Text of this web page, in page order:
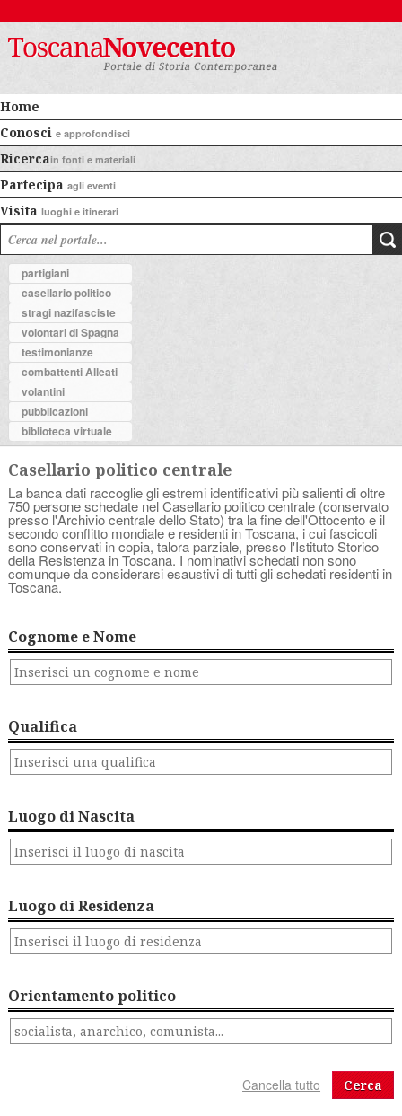
Home
Conosci e approfondisci
Ricercain fonti e materiali
Partecipa agli eventi
Visita luoghi e itinerari
partigiani
casellario politico
stragi nazifasciste
volontari di Spagna
testimonianze
combattenti Alleati
volantini
pubblicazioni
biblioteca virtuale
Casellario politico centrale
La banca dati raccoglie gli estremi identificativi più salienti di oltre
750 persone schedate nel Casellario politico centrale (conservato
presso l'Archivio centrale dello Stato) tra la fine dell'Ottocento e il
secondo conflitto mondiale e residenti in Toscana, i cui fascicoli
sono conservati in copia, talora parziale, presso l'Istituto Storico
della Resistenza in Toscana. I nominativi schedati non sono
comunque da considerarsi esaustivi di tutti gli schedati residenti in
Toscana.
Cognome e Nome
Qualifica
Luogo di Nascita
Luogo di Residenza
Orientamento politico
Cerca